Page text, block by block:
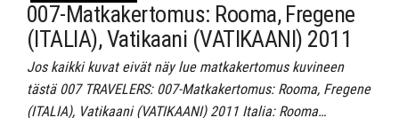
007-Matkakertomus: Rooma, Fregene
(ITALIA), Vatikaani (VATIKAANI) 2011
Jos kaikki kuvat eivät näy lue matkakertomus kuvineen
tästä 007 TRAVELERS: 007-Matkakertomus: Rooma, Fregene
(ITALIA), Vatikaani (VATIKAANI) 2011 Italia: Rooma…